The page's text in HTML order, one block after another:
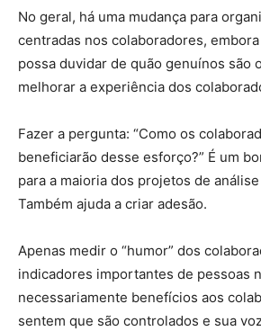
No geral, há uma mudança para
centradas nos colaboradores,
possa duvidar de quão genuínos são
melhorar a experiência dos
Fazer a pergunta: “Como os
beneficiarão desse esforço?” É um
para a maioria dos projetos de
Também ajuda a criar adesão.
Apenas medir o “humor” dos
indicadores importantes de pessoas
necessariamente benefícios aos
sentem que são controlados e sua